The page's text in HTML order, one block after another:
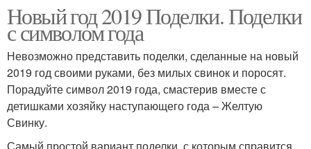
Новый год 2019 Поделки. Поделки
с символом года
Невозможно представить поделки, сделанные на новый
2019 год своими руками, без милых свинок и поросят.
Порадуйте символ 2019 года, смастерив вместе с
детишками хозяйку наступающего года – Желтую
Свинку.